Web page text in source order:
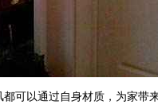
可以通过自身材质，为家带